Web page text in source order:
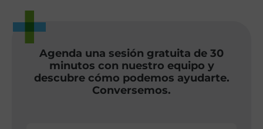
Agenda una sesión gratuita de 30
minutos con nuestro equipo y
descubre cómo podemos ayudarte.
Conversemos.